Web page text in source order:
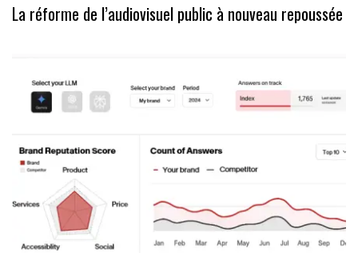
La réforme de l’audiovisuel public à nouveau repoussée